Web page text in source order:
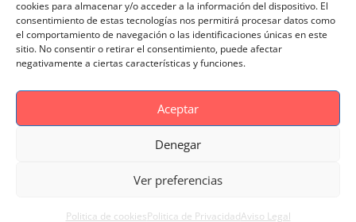
cookies para almacenar y/o acceder a la información del dispositivo. El
consentimiento de estas tecnologías nos permitirá procesar datos como
el comportamiento de navegación o las identificaciones únicas en este
sitio. No consentir o retirar el consentimiento, puede afectar
negativamente a ciertas características y funciones.
Aceptar
Denegar
Ver preferencias
Politica de cookiesPolitica de PrivacidadAviso Legal
Politica de Privacidad
Reportaje Magnific